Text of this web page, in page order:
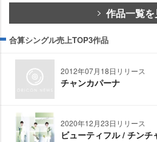
作品一覧を
合算シングル売上TOP3作品
2012年07月18日リリース
チャンカパーナ
2020年12月23日リリース
ビューティフル / チン